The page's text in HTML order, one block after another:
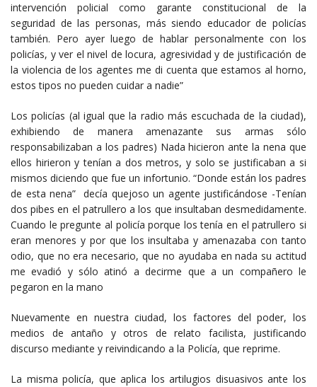
intervención policial como garante constitucional de la
seguridad de las personas, más siendo educador de policías
también. Pero ayer luego de hablar personalmente con los
policías, y ver el nivel de locura, agresividad y de justificación de
la violencia de los agentes me di cuenta que estamos al horno,
estos tipos no pueden cuidar a nadie”
Los policías (al igual que la radio más escuchada de la ciudad),
exhibiendo de manera amenazante sus armas sólo
responsabilizaban a los padres) Nada hicieron ante la nena que
ellos hirieron y tenían a dos metros, y solo se justificaban a si
mismos diciendo que fue un infortunio. “Donde están los padres
de esta nena” decía quejoso un agente justificándose -Tenían
dos pibes en el patrullero a los que insultaban desmedidamente.
Cuando le pregunte al policía porque los tenía en el patrullero si
eran menores y por que los insultaba y amenazaba con tanto
odio, que no era necesario, que no ayudaba en nada su actitud
me evadió y sólo atinó a decirme que a un compañero le
pegaron en la mano
Nuevamente en nuestra ciudad, los factores del poder, los
medios de antaño y otros de relato facilista, justificando
discurso mediante y reivindicando a la Policía, que reprime.
La misma policía, que aplica los artilugios disuasivos ante los